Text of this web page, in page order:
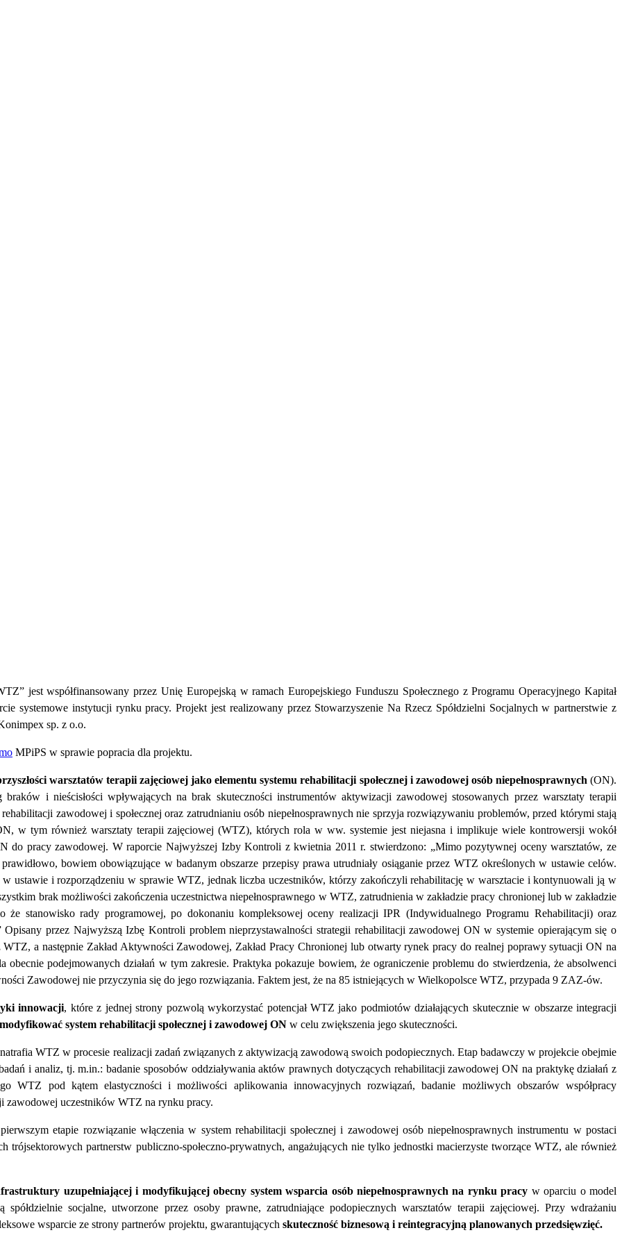
jest współfinansowany przez Unię Europejską w ramach Europejskiego Funduszu Społecznego z Programu Operacyjnego Kapitał
systemowe instytucji rynku pracy. Projekt jest realizowany przez Stowarzyszenie Na Rzecz Spółdzielni Socjalnych w partnerstwie z
sp. z o.o.
MPiPS w sprawie popracia dla projektu.
warsztatów terapii zajęciowej jako elementu systemu rehabilitacji społecznej i zawodowej osób niepełnosprawnych (ON).
braków i nieścisłości wpływających na brak skuteczności instrumentów aktywizacji zawodowej stosowanych przez warsztaty terapii
rehabilitacji zawodowej i społecznej oraz zatrudnianiu osób niepełnosprawnych nie sprzyja rozwiązywaniu problemów, przed którymi stają
w tym również warsztaty terapii zajęciowej (WTZ), których rola w ww. systemie jest niejasna i implikuje wiele kontrowersji wokół
do pracy zawodowej. W raporcie Najwyższej Izby Kontroli z kwietnia 2011 r. stwierdzono: „Mimo pozytywnej oceny warsztatów, ze
bowiem obowiązujące w badanym obszarze przepisy prawa utrudniały osiąganie przez WTZ określonych w ustawie celów.
ustawie i rozporządzeniu w sprawie WTZ, jednak liczba uczestników, którzy zakończyli rehabilitację w warsztacie i kontynuowali ją w
brak możliwości zakończenia uczestnictwa niepełnosprawnego w WTZ, zatrudnienia w zakładzie pracy chronionej lub w zakładzie
że stanowisko rady programowej, po dokonaniu kompleksowej oceny realizacji IPR (Indywidualnego Programu Rehabilitacji) oraz
Opisany przez Najwyższą Izbę Kontroli problem nieprzystawalności strategii rehabilitacji zawodowej ON w systemie opierającym się o
WTZ, a następnie Zakład Aktywności Zawodowej, Zakład Pracy Chronionej lub otwarty rynek pracy do realnej poprawy sytuacji ON na
podejmowanych działań w tym zakresie. Praktyka pokazuje bowiem, że ograniczenie problemu do stwierdzenia, że absolwenci
Zawodowej nie przyczynia się do jego rozwiązania. Faktem jest, że na 85 istniejących w Wielkopolsce WTZ, przypada 9 ZAZ-ów.
innowacji, które z jednej strony pozwolą wykorzystać potencjał WTZ jako podmiotów działających skutecznie w obszarze integracji
system rehabilitacji społecznej i zawodowej ON w celu zwiększenia jego skuteczności.
WTZ w procesie realizacji zadań związanych z aktywizacją zawodową swoich podopiecznych. Etap badawczy w projekcie obejmie
i analiz, tj. m.in.: badanie sposobów oddziaływania aktów prawnych dotyczących rehabilitacji zawodowej ON na praktykę działań z
WTZ pod kątem elastyczności i możliwości aplikowania innowacyjnych rozwiązań,badanie możliwych obszarów współpracy
zawodowej uczestników WTZ na rynku pracy.
etapie rozwiązanie włączenia w system rehabilitacji społecznej i zawodowej osób niepełnosprawnych instrumentu w postaci
trójsektorowych partnerstw publiczno-społeczno-prywatnych, angażujących nie tylko jednostki macierzyste tworzące WTZ, ale również
uzupełniającej i modyfikującej obecny system wsparcia osób niepełnosprawnych na rynku pracy w oparciu o model
socjalne, utworzone przez osoby prawne, zatrudniające podopiecznych warsztatów terapii zajęciowej. Przy wdrażaniu
wsparcie ze strony partnerów projektu, gwarantujących skuteczność biznesową i reintegracyjną planowanych przedsięwzięć.